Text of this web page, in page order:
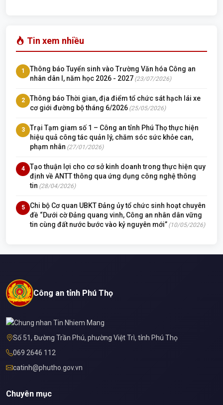
Tin xem nhiều
1
Thông báo Tuyển sinh vào Trường Văn hóa Công an
nhân dân I, năm học 2026 - 2027 (23/07/2026)
2
Thông báo Thời gian, địa điểm tổ chức sát hạch lái xe
cơ giới đường bộ tháng 6/2026 (25/05/2026)
3
Trại Tạm giam số 1 – Công an tỉnh Phú Thọ thực hiện
hiệu quả công tác quản lý, chăm sóc sức khỏe can,
phạm nhân (27/01/2026)
4
Tạo thuận lợi cho cơ sở kinh doanh trong thực hiện quy
định về ANTT thông qua ứng dụng công nghệ thông
tin (28/04/2026)
5
Chi bộ Cơ quan UBKT Đảng ủy tổ chức sinh hoạt chuyên
đề “Dưới cờ Đảng quang vinh, Công an nhân dân vững
tin cùng đất nước bước vào kỷ nguyên mới” (10/05/2026)
Công an tỉnh Phú Thọ
Số 51, Đường Trần Phú, phường Việt Trì, tỉnh Phú Thọ
069 2646 112
catinh@phutho.gov.vn
Chuyên mục